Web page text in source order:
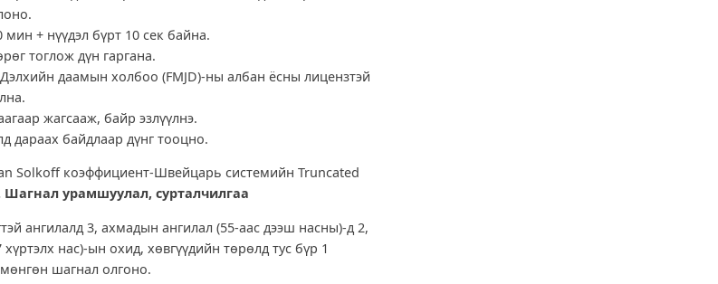
мин + нүүдэл бүрт 10 сек байна.
тоглож дүн гаргана.
даамын холбоо (FMJD)-ны албан ёсны лицензтэй
жагсааж, байр эзлүүлнэ.
дараах байдлаар дүнг тооцно.
Solkoff коэффициент-Швейцарь системийн Truncated
Шагнал урамшуулал, сурталчилгаа
ангилалд 3, ахмадын ангилал (55-аас дээш насны)-д 2,
нас)-ын охид, хөвгүүдийн төрөлд тус бүр 1
шагнал олгоно.